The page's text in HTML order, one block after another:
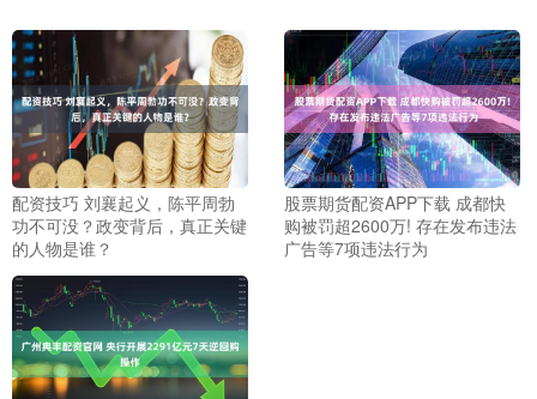
配资技巧 刘襄起义，陈平周勃
功不可没？政变背后，真正关键
的人物是谁？
股票期货配资APP下载 成都快
购被罚超2600万! 存在发布违法
广告等7项违法行为